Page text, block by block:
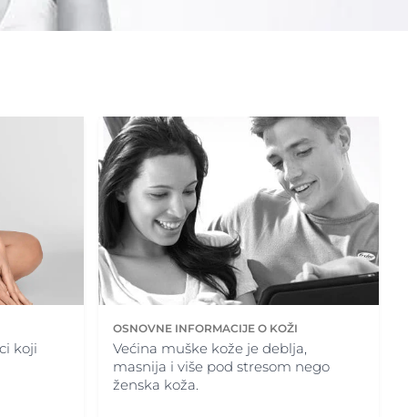
koji
OSNOVNE INFORMACIJE O KOŽI
Većina muške kože je deblja,
masnija i više pod stresom nego
ženska koža.